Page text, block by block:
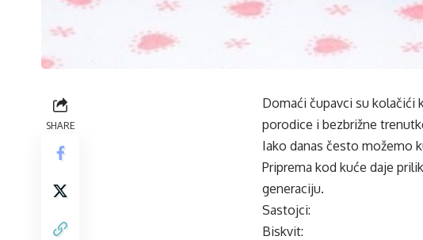
SHARE
Domaći čupavci su
porodice i bezbrižne
Iako danas često možemo
Priprema kod kuće daje
generaciju.
Sastojci:
Biskvit: